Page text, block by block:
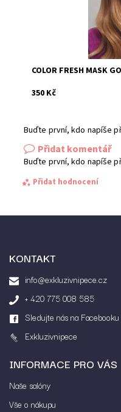
COLOR FRESH MASK
350 Kč
Buďte první, kdo napíše
Přidat komentář
Buďte první, kdo napíše
Přidat hodnocení
Vložením hodnocení
KONTAKT
info@exkluzivnipece.cz
+ 420 775 008 585
Sledujte nás na Facebooku
Exkluzivnipece
INFORMACE PRO VÁS
Naše salóny
Vše o nákupu